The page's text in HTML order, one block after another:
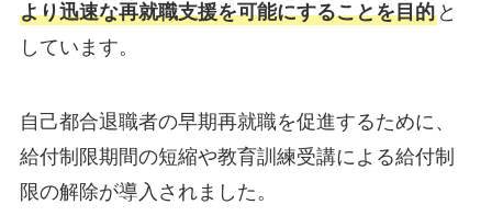
より迅速な再就職支援を可能にすることを目的と
しています。
自己都合退職者の早期再就職を促進するために、
給付制限期間の短縮や教育訓練受講による給付制
限の解除が導入されました。